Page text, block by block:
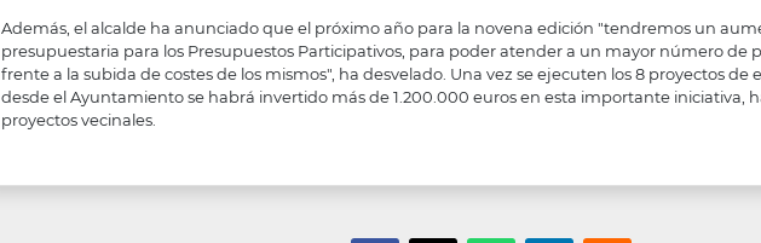
Además, el alcalde ha anunciado que el próximo año para la novena edición "tendremos un
presupuestaria para los Presupuestos Participativos, para poder atender a un mayor número de
frente a la subida de costes de los mismos", ha desvelado. Una vez se ejecuten los 8 proyectos de
desde el Ayuntamiento se habrá invertido más de 1.200.000 euros en esta importante iniciativa,
proyectos vecinales.